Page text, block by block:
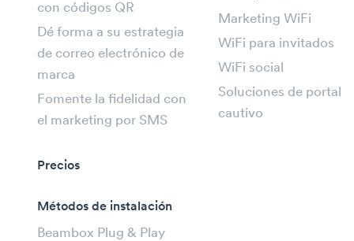
con códigos QR
Dé forma a su estrategia
de correo electrónico de
marca
Fomente la fidelidad con
el marketing por SMS
Precios
Métodos de instalación
Beambox Plug & Play
Marketing WiFi
WiFi para invitados
WiFi social
Soluciones de portal
cautivo